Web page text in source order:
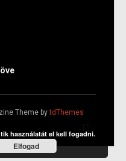
Theme bytdThemes
használatát el kell fogadni.
Elfogad